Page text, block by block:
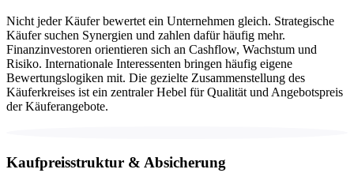
Nicht jeder Käufer bewertet ein Unternehmen gleich. Strategische
Käufer suchen Synergien und zahlen dafür häufig mehr.
Finanzinvestoren orientieren sich an Cashflow, Wachstum und
Risiko. Internationale Interessenten bringen häufig eigene
Bewertungslogiken mit. Die gezielte Zusammenstellung des
Käuferkreises ist ein zentraler Hebel für Qualität und Angebotspreis
der Käuferangebote.
Kaufpreisstruktur & Absicherung